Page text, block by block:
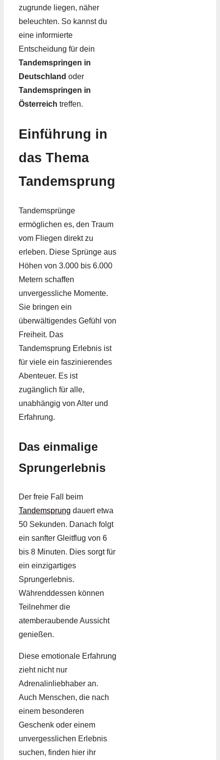
zugrunde liegen, näher
beleuchten. So kannst du
eine informierte
Entscheidung für dein
Tandemspringen in
Deutschland oder
Tandemspringen in
Österreich treffen.
Einführung in
das Thema
Tandemsprung
Tandemsprünge
ermöglichen es, den Traum
vom Fliegen direkt zu
erleben. Diese Sprünge aus
Höhen von 3.000 bis 6.000
Metern schaffen
unvergessliche Momente.
Sie bringen ein
überwältigendes Gefühl von
Freiheit. Das
Tandemsprung Erlebnis ist
für viele ein faszinierendes
Abenteuer. Es ist
zugänglich für alle,
unabhängig von Alter und
Erfahrung.
Das einmalige
Sprungerlebnis
Der freie Fall beim
Tandemsprung dauert etwa
50 Sekunden. Danach folgt
ein sanfter Gleitflug von 6
bis 8 Minuten. Dies sorgt für
ein einzigartiges
Sprungerlebnis.
Währenddessen können
Teilnehmer die
atemberaubende Aussicht
genießen.
Diese emotionale Erfahrung
zieht nicht nur
Adrenalinliebhaber an.
Auch Menschen, die nach
einem besonderen
Geschenk oder einem
unvergesslichen Erlebnis
suchen, finden hier ihr